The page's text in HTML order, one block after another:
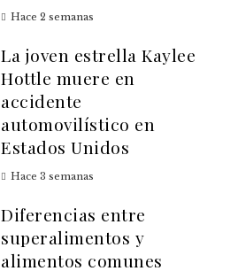
Hace 2 semanas
La joven estrella Kaylee
Hottle muere en
accidente
automovilístico en
Estados Unidos
Hace 3 semanas
Diferencias entre
superalimentos y
alimentos comunes